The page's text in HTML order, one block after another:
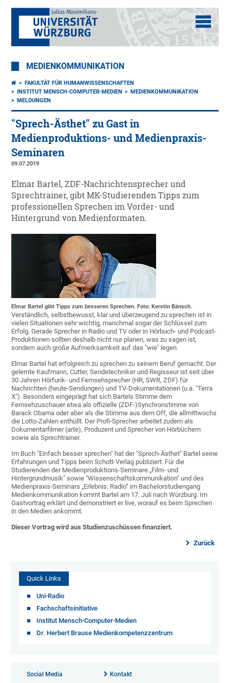
MEDIENKOMMUNIKATION
FAKULTÄT FÜR HUMANWISSENSCHAFTEN
INSTITUT MENSCH-COMPUTER-MEDIEN
MEDIENKOMMUNIKATION
MELDUNGEN
"Sprech-Ästhet" zu Gast in
Medienproduktions- und Medienpraxis-
Seminaren
09.07.2019
Elmar Bartel, ZDF-Nachrichtensprecher und
Sprechtrainer, gibt MK-Studierenden Tipps zum
professionellen Sprechen im Vorder- und
Hintergrund von Medienformaten.
Elmar Bartel gibt Tipps zum besseren Sprechen. Foto: Kerstin Bänsch.
Verständlich, selbstbewusst, klar und überzeugend zu sprechen ist in
vielen Situationen sehr wichtig, manchmal sogar der Schlüssel zum
Erfolg. Gerade Sprecher in Radio und TV oder in Hörbuch- und Podcast-
Produktionen sollten deshalb nicht nur planen, was zu sagen ist,
sondern auch große Aufmerksamkeit auf das "wie" legen.
Elmar Bartel hat erfolgreich zu sprechen zu seinem Beruf gemacht. Der
gelernte Kaufmann, Cutter, Sendetechniker und Regisseur ist seit über
30 Jahren Hörfunk- und Fernsehsprecher (HR, SWR, ZDF) für
Nachrichten (heute-Sendungen) und TV-Dokumentationen (u.a. "Terra
X"). Besonders eingeprägt hat sich Bartels Stimme dem
Fernsehzuschauer etwa als offizielle (ZDF-)Synchronstimme von
Barack Obama oder aber als die Stimme aus dem Off, die allmittwochs
die Lotto-Zahlen enthüllt. Der Profi-Sprecher arbeitet zudem als
Dokumentarfilmer (arte), Produzent und Sprecher von Hörbüchern
sowie als Sprechtrainer.
Im Buch "Einfach besser sprechen" hat der "Sprech-Ästhet" Bartel seine
Erfahrungen und Tipps beim Schott-Verlag publiziert. Für die
Studierenden der Medienproduktions-Seminare „Film- und
Hintergrundmusik" sowie "Wissenschaftskommunikation" und des
Medienpraxis-Seminars „Erlebnis: Radio“ im Bachelorstudiengang
Medienkommunikation kommt Bartel am 17. Juli nach Würzburg. Im
Gastvortrag erklärt und demonstriert er live, worauf es beim Sprechen
in den Medien ankommt.
Dieser Vortrag wird aus Studienzuschüssen finanziert.
Zurück
Quick Links
Uni-Radio
Fachschaftsinitiative
Institut Mensch-Computer-Medien
Dr. Herbert Brause Medienkompetenzzentrum
Social Media Kontakt